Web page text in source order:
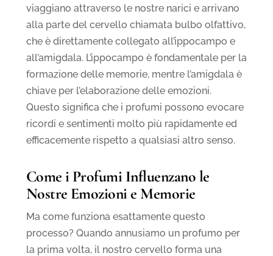
viaggiano attraverso le nostre narici e arrivano
alla parte del cervello chiamata bulbo olfattivo,
che è direttamente collegato all’ippocampo e
all’amigdala. L’ippocampo è fondamentale per la
formazione delle memorie, mentre l’amigdala è
chiave per l’elaborazione delle emozioni.
Questo significa che i profumi possono evocare
ricordi e sentimenti molto più rapidamente ed
efficacemente rispetto a qualsiasi altro senso.
Come i Profumi Influenzano le
Nostre Emozioni e Memorie
Ma come funziona esattamente questo
processo? Quando annusiamo un profumo per
la prima volta, il nostro cervello forma una